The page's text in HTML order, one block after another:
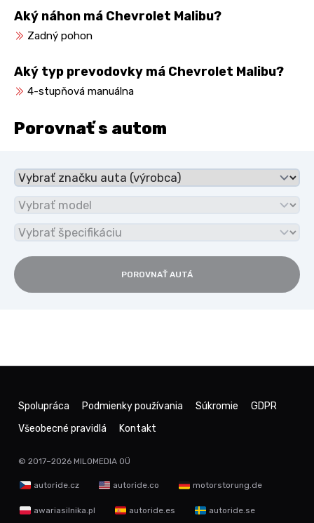
Aký náhon má Chevrolet Malibu?
Zadný pohon
Aký typ prevodovky má Chevrolet Malibu?
4-stupňová manuálna
Porovnať s autom
POROVNAŤ AUTÁ
Spolupráca Podmienky používania Súkromie
GDPR
Všeobecné pravidlá
Kontakt
© 2017–2026 MILOMEDIA OÜ
autoride.cz autoride.co motorstorung.de
awariasilnika.pl autoride.es autoride.se